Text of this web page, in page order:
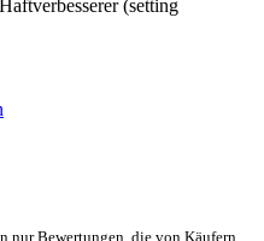
(setting
nur Bewertungen, die von Käufern